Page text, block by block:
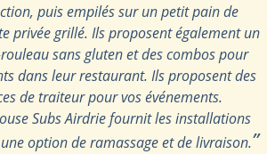
puis empilés sur un petit pain de
privée grillé. Ils proposent également un
sans gluten et des combos pour
dans leur restaurant. Ils proposent des
de traiteur pour vos événements.
Subs Airdrie fournit les installations
option de ramassage et de livraison.”